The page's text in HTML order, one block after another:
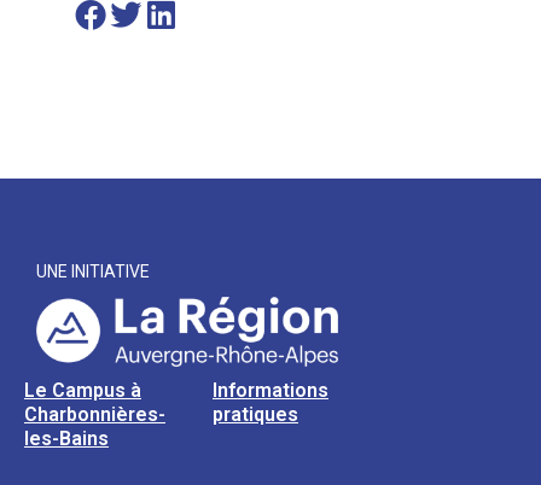
UNE INITIATIVE
Le Campus à
Charbonnières-
les-Bains
Informations
pratiques